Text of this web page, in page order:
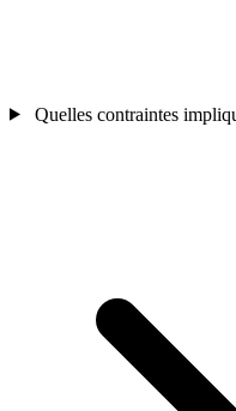
Quelles contraintes